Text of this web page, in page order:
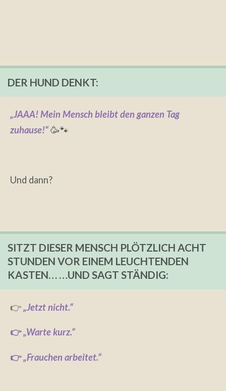
DER HUND DENKT:
„JAAA! Mein Mensch bleibt den ganzen Tag
zuhause!“🥳🐾
Und dann?
SITZT DIESER MENSCH PLÖTZLICH ACHT
STUNDEN VOR EINEM LEUCHTENDEN
KASTEN… …UND SAGT STÄNDIG:
👉„Jetzt nicht.“
👉„Warte kurz.“
👉„Frauchen arbeitet.“